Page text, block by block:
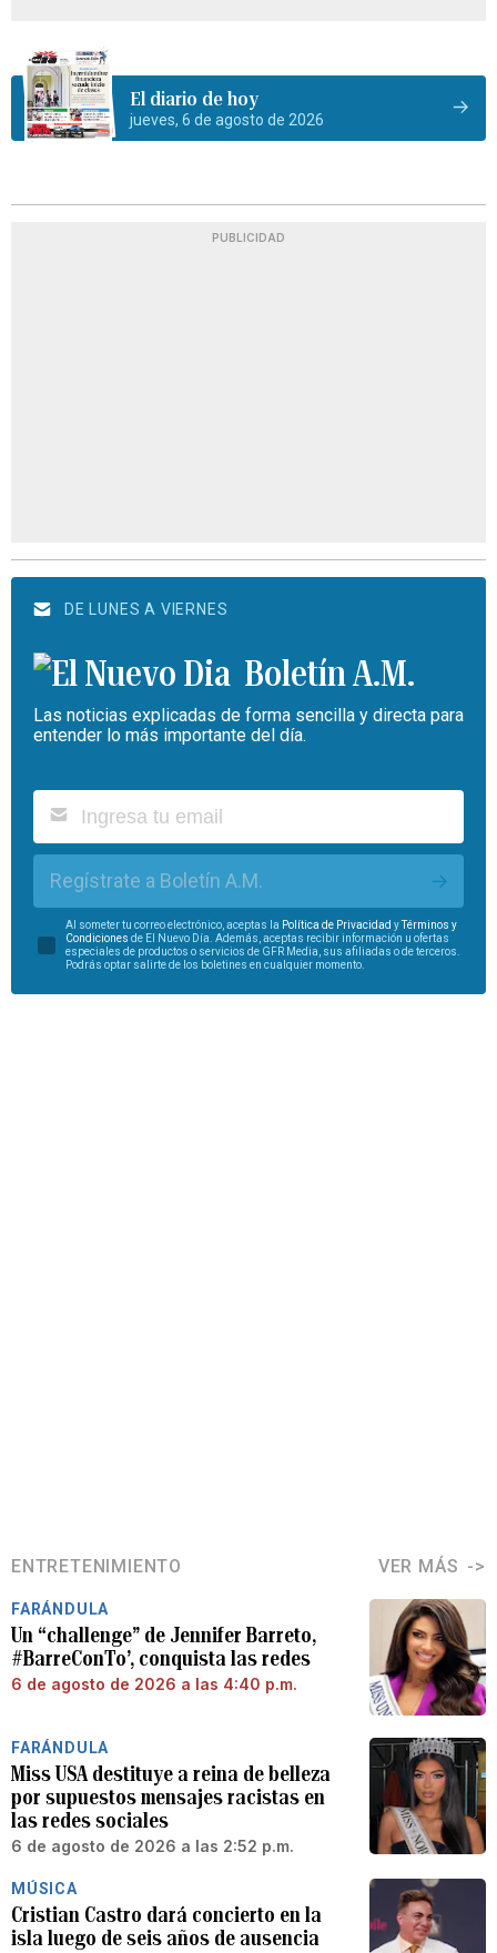
El diario de hoy
jueves, 6 de agosto de 2026
PUBLICIDAD
DE LUNES A VIERNES
Boletín A.M.
Las noticias explicadas de forma sencilla y directa para
entender lo más importante del día.
Regístrate a Boletín A.M.
Al someter tu correo electrónico, aceptas la Política de Privacidad yTérminos y
Condiciones de El Nuevo Día. Además, aceptas recibir información u ofertas
especiales de productos o servicios de GFR Media, sus afiliadas o de terceros.
Podrás optar salirte de los boletines en cualquier momento.
ENTRETENIMIENTO VER MÁS
FARÁNDULA
Un “challenge” de Jennifer Barreto,
#BarreConTo’, conquista las redes
6 de agosto de 2026 a las 4:40 p.m.
FARÁNDULA
Miss USA destituye a reina de belleza
por supuestos mensajes racistas en
las redes sociales
6 de agosto de 2026 a las 2:52 p.m.
MÚSICA
Cristian Castro dará concierto en la
isla luego de seis años de ausencia